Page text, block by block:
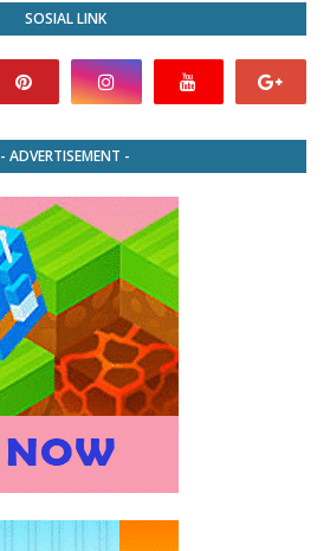
SOSIAL LINK
- ADVERTISEMENT -